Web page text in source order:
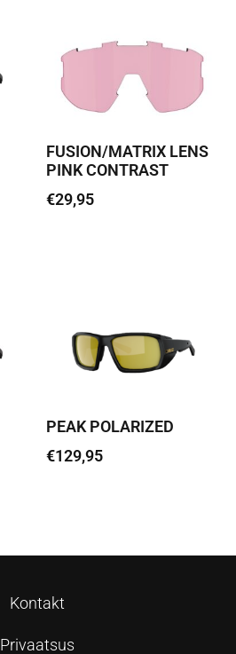
FUSION/MATRIX LENS
PINK CONTRAST
€29,95
PEAK POLARIZED
€129,95
Kontakt
Privaatsus